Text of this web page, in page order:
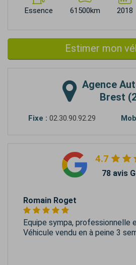
Essence 61500km 2018
Estimer mon
Agence
Brest
Fixe : 02.30.90.92.29
4.7
78 avis
Romain Roget
Equipe sympa, professionnelle
Véhicule vendu en à peine 3